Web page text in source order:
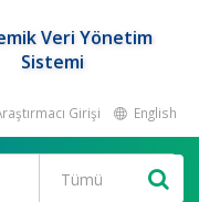
Veri Yönetim
Sistemi
Girişi English